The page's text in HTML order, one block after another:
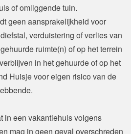
of omliggende tuin.
geen aansprakelijkheid voor
verduistering of verlies van
ruimte(n) of op het terrein
in het gehuurde of op het
Huisje voor eigen risico van de
in een vakantiehuis volgens
mag in geen geval overschreden